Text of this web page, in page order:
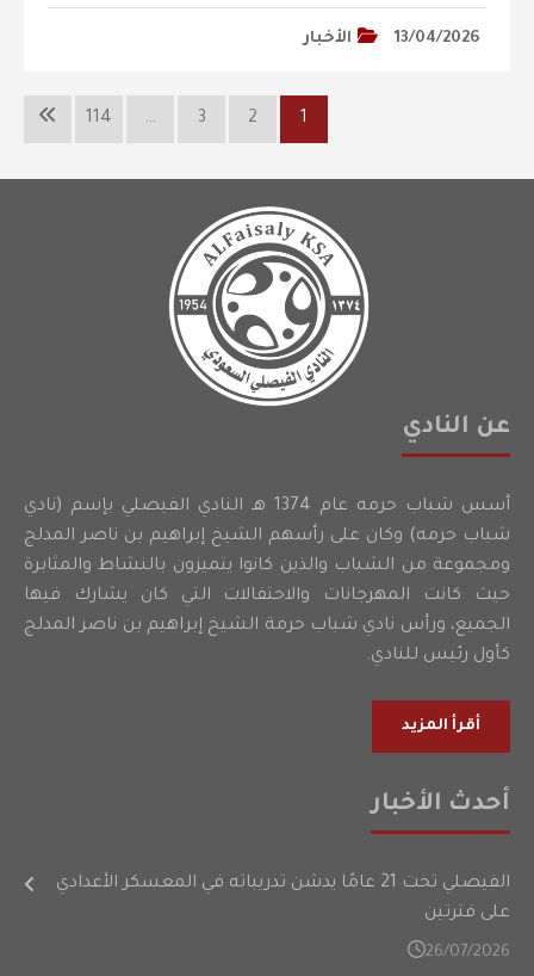
13/04/2026 الأخبار
1
2
3
…
114
عن النادي
أسس شباب حرمه عام 1374 هـ النادي الفيصلي بإسم (نادي
شباب حرمه) وكان على رأسهم الشيخ إبراهيم بن ناصر المدلج
ومجموعة من الشباب والذين كانوا يتميزون بالنشاط والمثابرة
حيث كانت المهرجانات والاحتفالات التي كان يشارك فيها
الجميع، ورأس نادي شباب حرمة الشيخ إبراهيم بن ناصر المدلج
كأول رئيس للنادي.
أقرأ المزيد
أحدث الأخبار
الفيصلي تحت 21 عامًا يدشن تدريباته في المعسكر الأعدادي
على فترتين
26/07/2026